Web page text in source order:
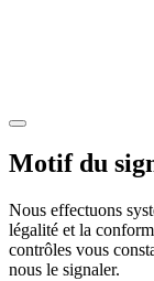
Motif du
Nous effectuons
légalité et la
contrôles vous
nous le signaler.